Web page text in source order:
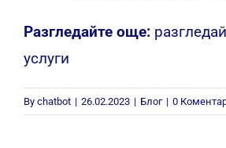
Разгледайте още:
услуги
By chatbot | 26.02.2023 | Блог | 0